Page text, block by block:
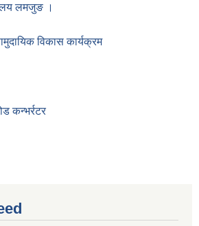
लमजुङ ।
विकास कार्यक्रम
कन्भर्रटर